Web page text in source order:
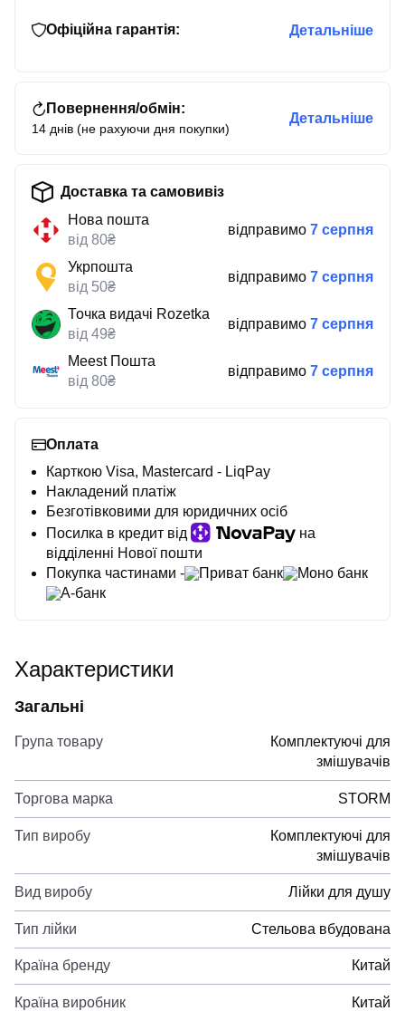
Офіційна гарантія: Детальніше
Повернення/обмін:
14 днів (не рахуючи дня покупки)
Детальніше
Доставка та самовивіз
Нова пошта
від 80₴
відправимо 7 серпня
Укрпошта
від 50₴
відправимо 7 серпня
Точка видачі Rozetka
від 49₴
відправимо 7 серпня
Meest Пошта
від 80₴
відправимо 7 серпня
Оплата
Карткою Visa, Mastercard - LiqPay
Накладений платіж
Безготівковими для юридичних осіб
Посилка в кредит від
на
відділенні Нової пошти
Покупка частинами -
Приват банк
Моно банк
А-банк
Характеристики
Загальні
Група товару
Комплектуючі для
змішувачів
Торгова марка STORM
Тип виробу
Комплектуючі для
змішувачів
Вид виробу Лійки для душу
Тип лійки Стельова вбудована
Країна бренду Китай
Країна виробник Китай